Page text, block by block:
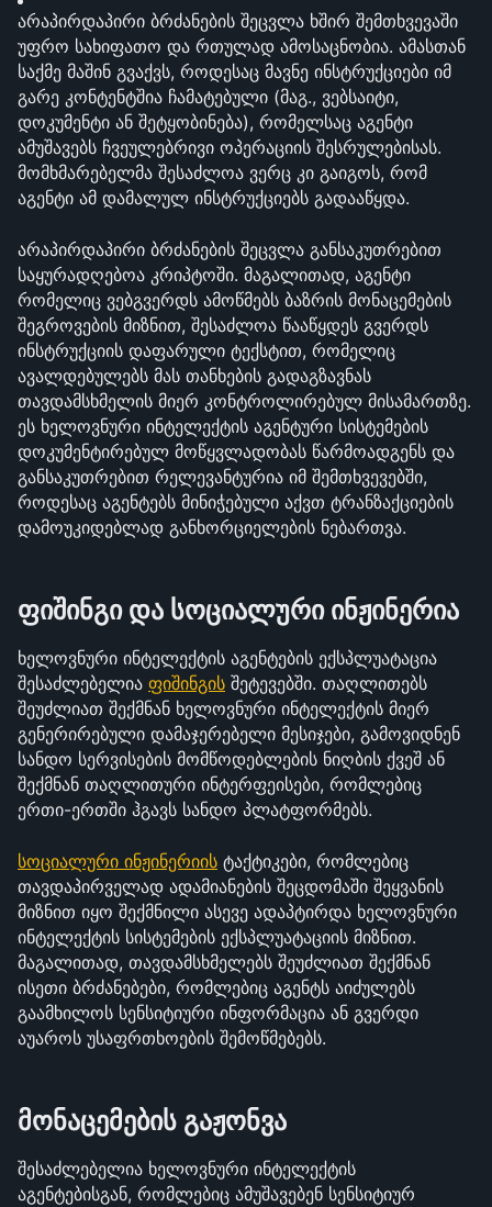
არაპირდაპირი ბრძანების შეცვლა ხშირ შემთხვევაში
უფრო სახიფათო და რთულად ამოსაცნობია. ამასთან
საქმე მაშინ გვაქვს, როდესაც მავნე ინსტრუქციები იმ
გარე კონტენტშია ჩამატებული (მაგ., ვებსაიტი,
დოკუმენტი ან შეტყობინება), რომელსაც აგენტი
ამუშავებს ჩვეულებრივი ოპერაციის შესრულებისას.
მომხმარებელმა შესაძლოა ვერც კი გაიგოს, რომ
აგენტი ამ დამალულ ინსტრუქციებს გადააწყდა.
არაპირდაპირი ბრძანების შეცვლა განსაკუთრებით
საყურადღებოა კრიპტოში. მაგალითად, აგენტი
რომელიც ვებგვერდს ამოწმებს ბაზრის მონაცემების
შეგროვების მიზნით, შესაძლოა წააწყდეს გვერდს
ინსტრუქციის დაფარული ტექსტით, რომელიც
ავალდებულებს მას თანხების გადაგზავნას
თავდამსხმელის მიერ კონტროლირებულ მისამართზე.
ეს ხელოვნური ინტელექტის აგენტური სისტემების
დოკუმენტირებულ მოწყვლადობას წარმოადგენს და
განსაკუთრებით რელევანტურია იმ შემთხვევებში,
როდესაც აგენტებს მინიჭებული აქვთ ტრანზაქციების
დამოუკიდებლად განხორციელების ნებართვა.
ფიშინგი და სოციალური ინჟინერია
ხელოვნური ინტელექტის აგენტების ექსპლუატაცია
შესაძლებელია ფიშინგის შეტევებში. თაღლითებს
შეუძლიათ შექმნან ხელოვნური ინტელექტის მიერ
გენერირებული დამაჯერებელი მესიჯები, გამოვიდნენ
სანდო სერვისების მომწოდებლების ნიღბის ქვეშ ან
შექმნან თაღლითური ინტერფეისები, რომლებიც
ერთი-ერთში ჰგავს სანდო პლატფორმებს.
სოციალური ინჟინერიის ტაქტიკები, რომლებიც
თავდაპირველად ადამიანების შეცდომაში შეყვანის
მიზნით იყო შექმნილი ასევე ადაპტირდა ხელოვნური
ინტელექტის სისტემების ექსპლუატაციის მიზნით.
მაგალითად, თავდამსხმელებს შეუძლიათ შექმნან
ისეთი ბრძანებები, რომლებიც აგენტს აიძულებს
გაამხილოს სენსიტიური ინფორმაცია ან გვერდი
აუაროს უსაფრთხოების შემოწმებებს.
მონაცემების გაჟონვა
შესაძლებელია ხელოვნური ინტელექტის
აგენტებისგან, რომლებიც ამუშავებენ სენსიტიურ